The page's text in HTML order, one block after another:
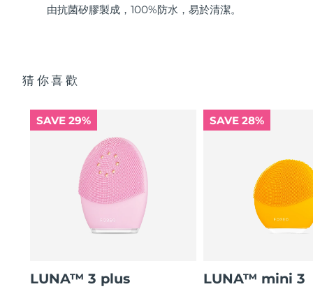
由抗菌矽膠製成，100%防水，易於清潔。
猜你喜歡
SAVE 29%
LUNA™ 3 plus
SAVE 28%
LUNA™ mini 3